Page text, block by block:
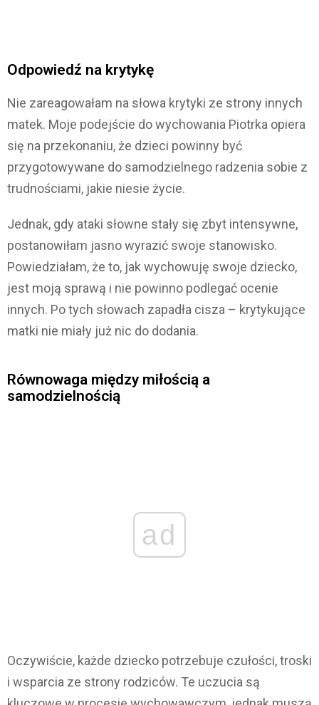
Odpowiedź na krytykę
Nie zareagowałam na słowa krytyki ze strony innych
matek. Moje podejście do wychowania Piotrka opiera
się na przekonaniu, że dzieci powinny być
przygotowywane do samodzielnego radzenia sobie z
trudnościami, jakie niesie życie.
Jednak, gdy ataki słowne stały się zbyt intensywne,
postanowiłam jasno wyrazić swoje stanowisko.
Powiedziałam, że to, jak wychowuję swoje dziecko,
jest moją sprawą i nie powinno podlegać ocenie
innych. Po tych słowach zapadła cisza – krytykujące
matki nie miały już nic do dodania.
Równowaga między miłością a
samodzielnością
ad
Oczywiście, każde dziecko potrzebuje czułości, troski
i wsparcia ze strony rodziców. Te uczucia są